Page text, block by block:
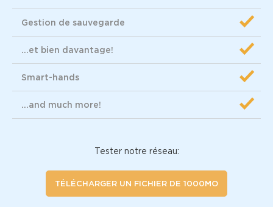
Gestion de sauvegarde
...et bien davantage!
Smart-hands
...and much more!
Tester notre réseau:
TÉLÉCHARGER UN FICHIER DE 1000MO